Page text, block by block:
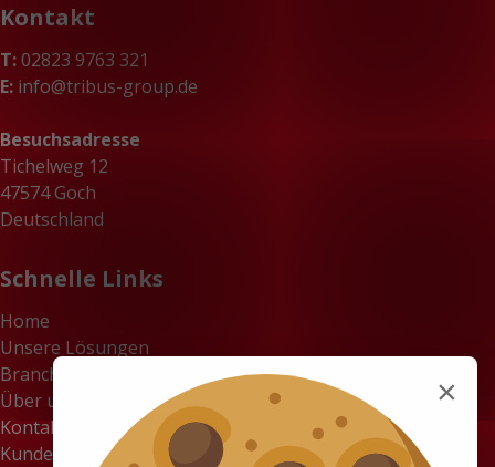
Kontakt
T: 02823 9763 321
E: info@tribus-group.de
Besuchsadresse
Tichelweg 12
47574 Goch
Deutschland
Schnelle Links
Home
Unsere Lösungen
Branchen
Über uns
Kontakt
Kundenportal
×